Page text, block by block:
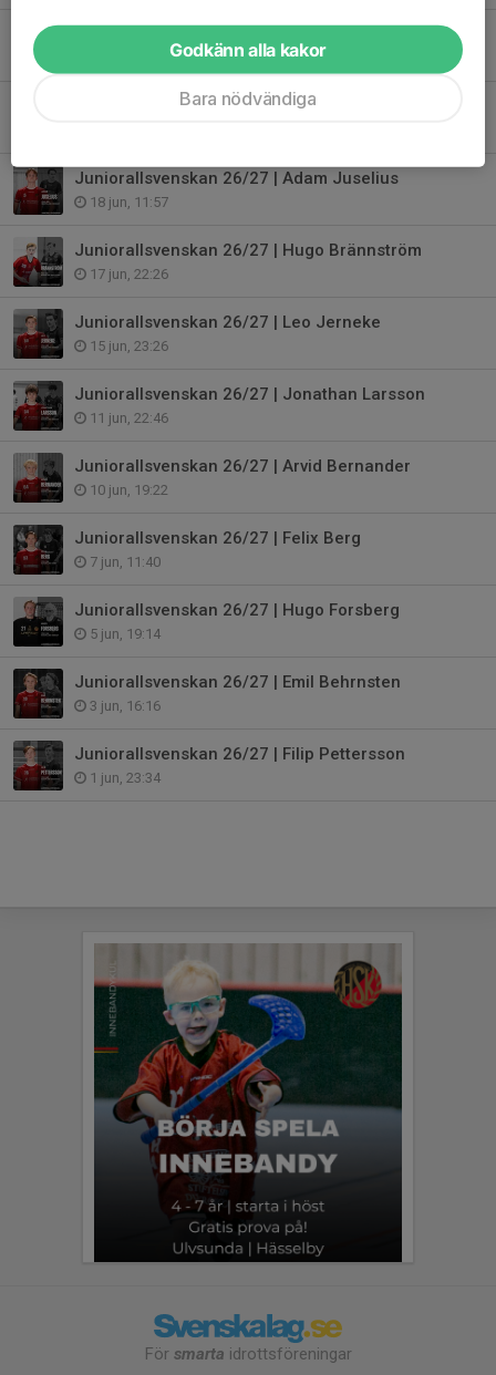
Juniorallsvenskan 26/27 | Robin Almqvist Öhlin
Juniorallsvenskan 26/27 | Adam Juselius
18 jun, 11:57
Juniorallsvenskan 26/27 | Hugo Brännström
17 jun, 22:26
Juniorallsvenskan 26/27 | Leo Jerneke
15 jun, 23:26
Juniorallsvenskan 26/27 | Jonathan Larsson
11 jun, 22:46
Juniorallsvenskan 26/27 | Arvid Bernander
10 jun, 19:22
Juniorallsvenskan 26/27 | Felix Berg
7 jun, 11:40
Juniorallsvenskan 26/27 | Hugo Forsberg
5 jun, 19:14
Juniorallsvenskan 26/27 | Emil Behrnsten
3 jun, 16:16
Juniorallsvenskan 26/27 | Filip Pettersson
1 jun, 23:34
För smarta idrottsföreningar
Godkänn alla kakor
Bara nödvändiga